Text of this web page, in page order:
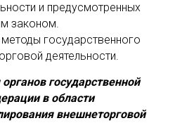
и предусмотренных
законом.
государственного
деятельности.
государственной
в области
внешнеторговой